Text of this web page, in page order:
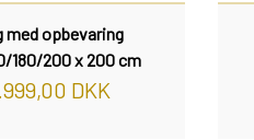
med opbevaring
180/200 x 200 cm
DKK